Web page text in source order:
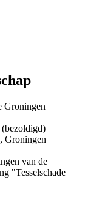
Groningen
(bezoldigd)
Groningen
van de
"Tesselschade